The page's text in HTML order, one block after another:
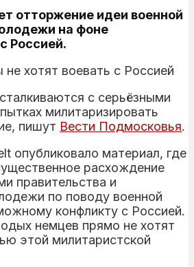
отторжение идеи военной
на фоне
Россией.
с серьёзными
милитаризировать
пишут Вести Подмосковья.
опубликовало материал, где
расхождение
правительства и
по поводу военной
конфликту с Россией.
немцев прямо не хотят
этой милитаристской